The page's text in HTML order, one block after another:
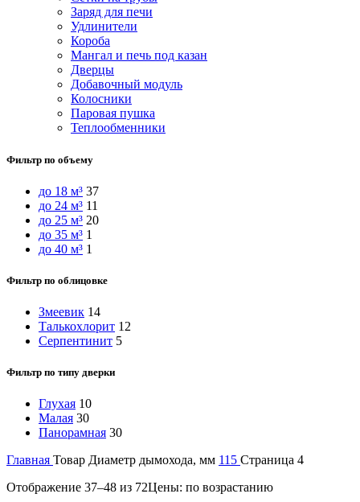
Заряд для печи
Удлинители
Короба
Мангал и печь под казан
Дверцы
Добавочный модуль
Колосники
Паровая пушка
Теплообменники
Фильтр по объему
до 18 м³ 37
до 24 м³ 11
до 25 м³ 20
до 35 м³ 1
до 40 м³ 1
Фильтр по облицовке
Змеевик 14
Талькохлорит 12
Серпентинит 5
Фильтр по типу дверки
Глухая 10
Малая 30
Панорамная 30
Главная Товар Диаметр дымохода, мм 115 Страница 4
Отображение 37–48 из 72Цены: по возрастанию